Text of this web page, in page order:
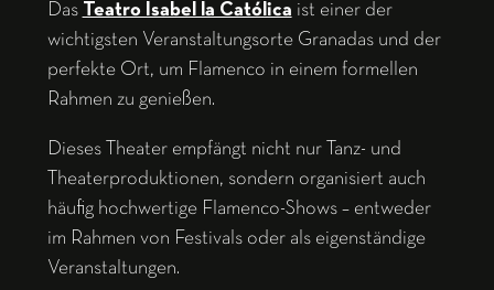
Das Teatro Isabel la Católica ist einer der
wichtigsten Veranstaltungsorte Granadas und der
perfekte Ort, um Flamenco in einem formellen
Rahmen zu genießen.
Dieses Theater empfängt nicht nur Tanz- und
Theaterproduktionen, sondern organisiert auch
häufig hochwertige Flamenco-Shows – entweder
im Rahmen von Festivals oder als eigenständige
Veranstaltungen.